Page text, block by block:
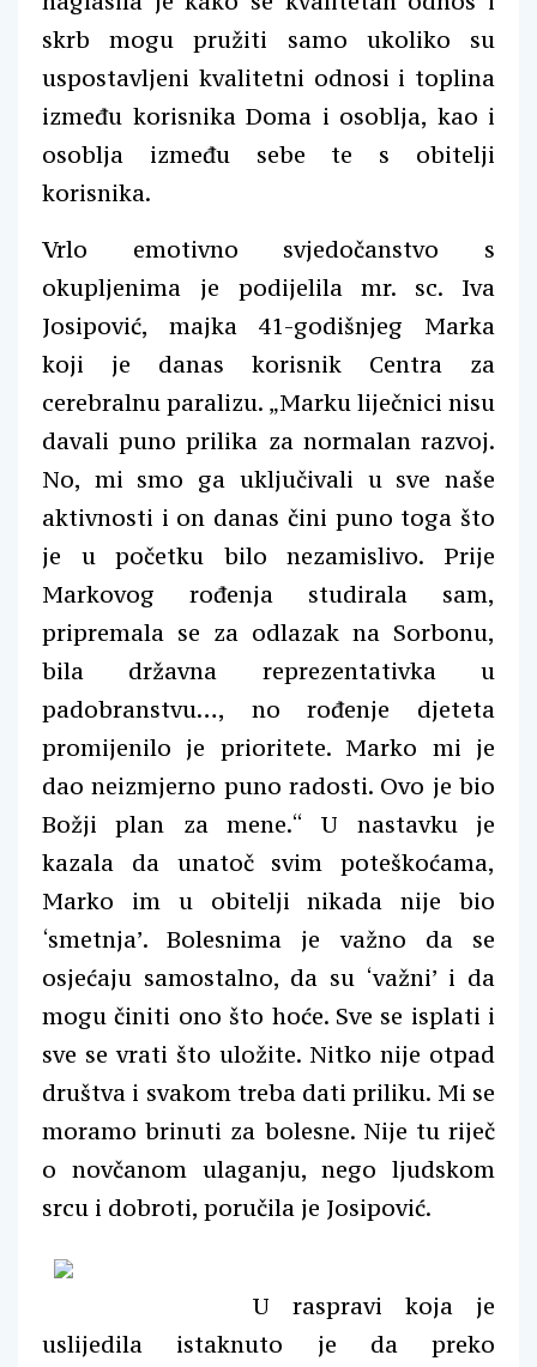
skrb mogu pružiti samo ukoliko su
uspostavljeni kvalitetni odnosi i toplina
između korisnika Doma i osoblja, kao i
osoblja između sebe te s obitelji
korisnika.
Vrlo emotivno svjedočanstvo s
okupljenima je podijelila mr. sc. Iva
Josipović, majka 41-godišnjeg Marka
koji je danas korisnik Centra za
cerebralnu paralizu. „Marku liječnici nisu
davali puno prilika za normalan razvoj.
No, mi smo ga uključivali u sve naše
aktivnosti i on danas čini puno toga što
je u početku bilo nezamislivo. Prije
Markovog rođenja studirala sam,
pripremala se za odlazak na Sorbonu,
bila državna reprezentativka u
padobranstvu…, no rođenje djeteta
promijenilo je prioritete. Marko mi je
dao neizmjerno puno radosti. Ovo je bio
Božji plan za mene.“ U nastavku je
kazala da unatoč svim poteškoćama,
Marko im u obitelji nikada nije bio
‘smetnja’. Bolesnima je važno da se
osjećaju samostalno, da su ‘važni’ i da
mogu činiti ono što hoće. Sve se isplati i
sve se vrati što uložite. Nitko nije otpad
društva i svakom treba dati priliku. Mi se
moramo brinuti za bolesne. Nije tu riječ
o novčanom ulaganju, nego ljudskom
srcu i dobroti, poručila je Josipović.
U raspravi koja je
uslijedila istaknuto je da preko